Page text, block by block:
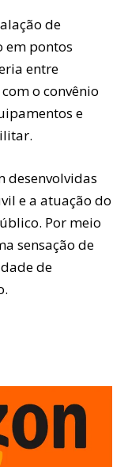
de
em pontos
entre
o convênio
e
desenvolvidas
e a atuação do
Por meio
sensação de
de